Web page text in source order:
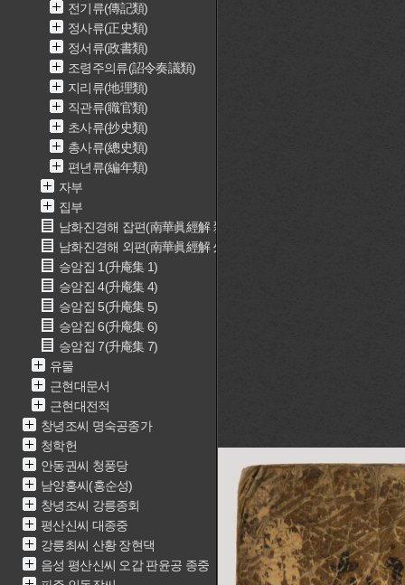
전기류(傳記類)
정사류(正史類)
정서류(政書類)
조령주의류(詔令奏議類)
지리류(地理類)
직관류(職官類)
초사류(抄史類)
총사류(總史類)
편년류(編年類)
자부
집부
남화진경해 잡편(南華眞經解 雜篇)
남화진경해 외편(南華眞經解 外篇)
승암집 1(升庵集 1)
승암집 4(升庵集 4)
승암집 5(升庵集 5)
승암집 6(升庵集 6)
승암집 7(升庵集 7)
유물
근현대문서
근현대전적
창녕조씨 명숙공종가
청학헌
안동권씨 청풍당
남양홍씨(홍순성)
창녕조씨 강릉종회
평산신씨 대종중
강릉최씨 산황 장현댁
음성 평산신씨 오갑 판윤공 종중